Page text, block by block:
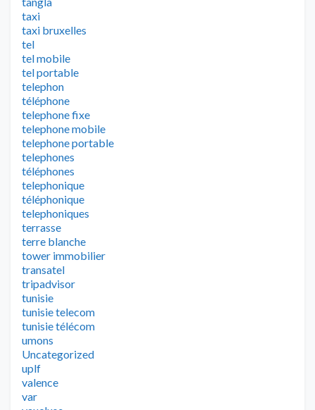
taxi
taxi bruxelles
tel
tel mobile
tel portable
telephon
téléphone
telephone fixe
telephone mobile
telephone portable
telephones
téléphones
telephonique
téléphonique
telephoniques
terrasse
terre blanche
tower immobilier
transatel
tripadvisor
tunisie
tunisie telecom
tunisie télécom
umons
Uncategorized
uplf
valence
var